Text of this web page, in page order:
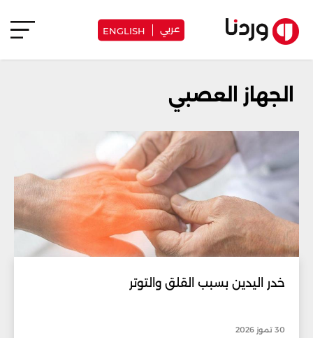
عربي ENGLISH
الجهاز العصبي
خدر اليدين بسبب القلق والتوتر
30 تموز 2026